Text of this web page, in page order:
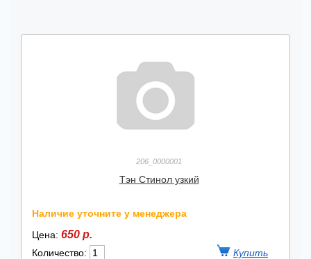
206_0000001
Тэн Стинол узкий
Наличие уточните у менеджера
Цена: 650 р.
Количество: